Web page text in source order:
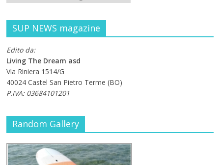
SUP NEWS magazine
Edito da:
Living The Dream asd
Via Riniera 1514/G
40024 Castel San Pietro Terme (BO)
P.IVA: 03684101201
Random Gallery